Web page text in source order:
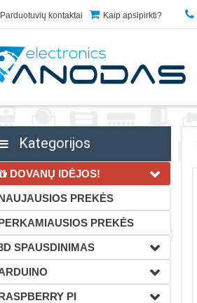
Parduotuvių kontaktai Kaip apsipirkti?
Kategorijos
DOVANŲ IDĖJOS!
PREKĖS
PREKĖS
SPAUSDINIMAS
PI